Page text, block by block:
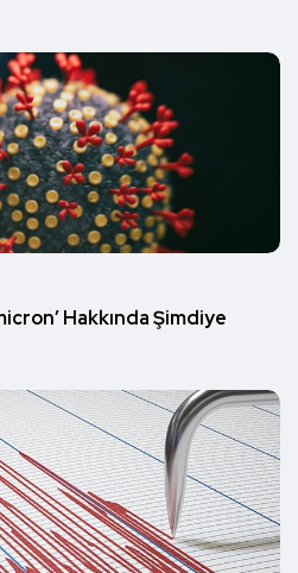
Hakkında Şimdiye